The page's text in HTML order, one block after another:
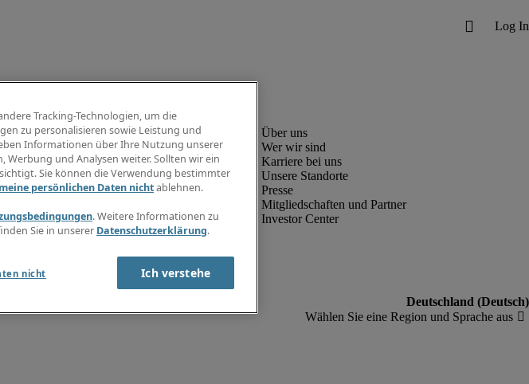
Center
Learning
Wer wir sind
Karriere bei uns
Unsere Standorte
Presse
Mitgliedschaften und Partner
Investor Center
Tracking-Technologien, um die
zu personalisieren sowie Leistung und
Informationen über Ihre Nutzung unserer
Werbung und Analysen weiter. Sollten wir ein
Sie können die Verwendung bestimmter
persönlichen Daten nichtablehnen.
. Weitere Informationen zu
Sie in unserer Datenschutzerklärung.
nicht Ich verstehe